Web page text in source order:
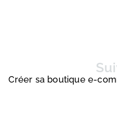
Créer sa boutique e-